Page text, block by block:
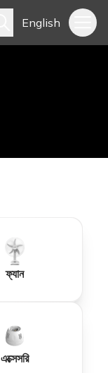
English
ফ্যান
এক্সেসরি